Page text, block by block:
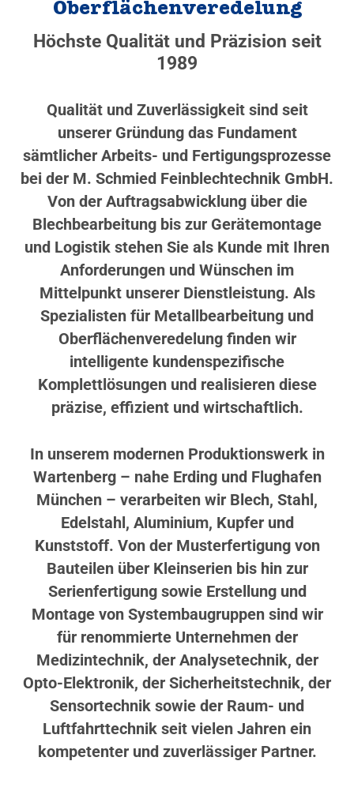
Oberflächenveredelung
Höchste Qualität und Präzision seit
1989
Qualität und Zuverlässigkeit sind seit
unserer Gründung das Fundament
sämtlicher Arbeits- und Fertigungsprozesse
bei der M. Schmied Feinblechtechnik GmbH.
Von der Auftragsabwicklung über die
Blechbearbeitung bis zur Gerätemontage
und Logistik stehen Sie als Kunde mit Ihren
Anforderungen und Wünschen im
Mittelpunkt unserer Dienstleistung. Als
Spezialisten für Metallbearbeitung und
Oberflächenveredelung finden wir
intelligente kundenspezifische
Komplettlösungen und realisieren diese
präzise, effizient und wirtschaftlich.
In unserem modernen Produktionswerk in
Wartenberg – nahe Erding und Flughafen
München – verarbeiten wir Blech, Stahl,
Edelstahl, Aluminium, Kupfer und
Kunststoff. Von der Musterfertigung von
Bauteilen über Kleinserien bis hin zur
Serienfertigung sowie Erstellung und
Montage von Systembaugruppen sind wir
für renommierte Unternehmen der
Medizintechnik, der Analysetechnik, der
Opto-Elektronik, der Sicherheitstechnik, der
Sensortechnik sowie der Raum- und
Luftfahrttechnik seit vielen Jahren ein
kompetenter und zuverlässiger Partner.